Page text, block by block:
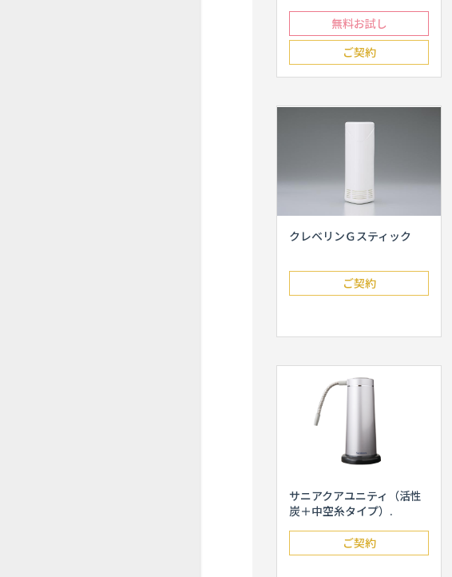
無料お試し
ご契約
クレベリンＧスティック
ご契約
サニアクアユニティ（活性
炭＋中空糸タイプ）.
ご契約